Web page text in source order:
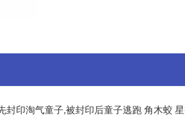
封印淘气童子,被封印后童子逃跑 角木蛟